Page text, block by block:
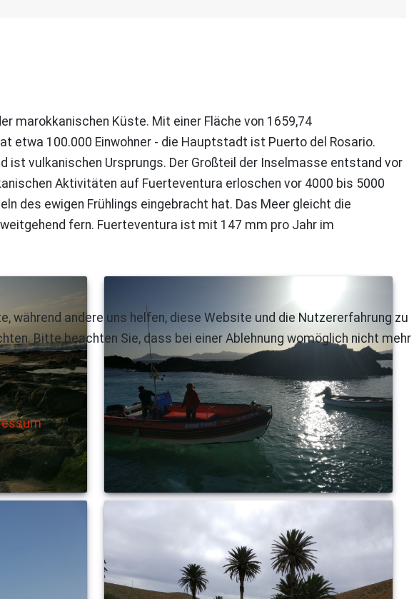
marokkanischen Küste. Mit einer Fläche von 1659,74
etwa 100.000 Einwohner - die Hauptstadt ist Puerto del Rosario.
ist vulkanischen Ursprungs. Der Großteil der Inselmasse entstand vor
Aktivitäten auf Fuerteventura erloschen vor 4000 bis 5000
des ewigen Frühlings eingebracht hat. Das Meer gleicht die
fern. Fuerteventura ist mit 147 mm pro Jahr im
während andere uns helfen, diese Website und die Nutzererfahrung zu
Bitte beachten Sie, dass bei einer Ablehnung womöglich nicht mehr